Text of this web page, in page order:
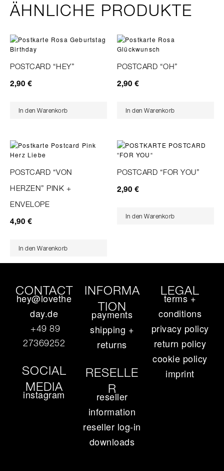
ÄHNLICHE PRODUKTE
POSTCARD “HEY”
2,90 €
In den Warenkorb
POSTCARD “OH”
2,90 €
In den Warenkorb
POSTCARD “VON
HERZEN” PINK +
ENVELOPE
4,90 €
In den Warenkorb
POSTCARD “FOR YOU”
2,90 €
In den Warenkorb
CONTACT
hey@lovethe
day.de
+49 89
27369252‬
SOCIAL
MEDIA
instagram
INFORMA
TION
payments
shipping +
returns
RESELLE
R
reseller
information
reseller log-in
downloads
LEGAL
terms +
conditions
privacy policy
return policy
cookie policy
imprint